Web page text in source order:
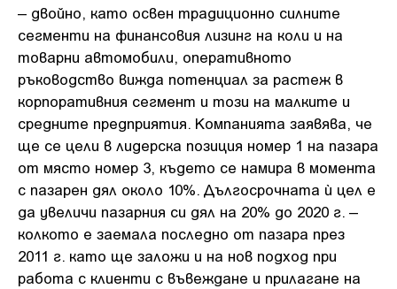
– двойно, като освен традиционно силните
сегменти на финансовия лизинг на коли и на
товарни автомобили, оперативното
ръководство вижда потенциал за растеж в
корпоративния сегмент и този на малките и
средните предприятия. Компанията заявява, че
ще се цели в лидерска позиция номер 1 на пазара
от място номер 3, където се намира в момента
с пазарен дял около 10%. Дългосрочната ѝ цел е
да увеличи пазарния си дял на 20% до 2020 г. –
колкото е заемала последно от пазара през
2011 г. като ще заложи и на нов подход при
работа с клиенти с въвеждане и прилагане на